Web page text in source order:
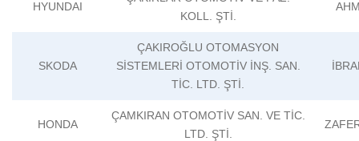
HYUNDAI
KOLL. ŞTİ.
SKODA
ÇAKIROĞLU OTOMASYON
SİSTEMLERİ OTOMOTİV İNŞ. SAN.
TİC. LTD. ŞTİ.
HONDA
ÇAMKIRAN OTOMOTİV SAN. VE TİC.
LTD. ŞTİ.